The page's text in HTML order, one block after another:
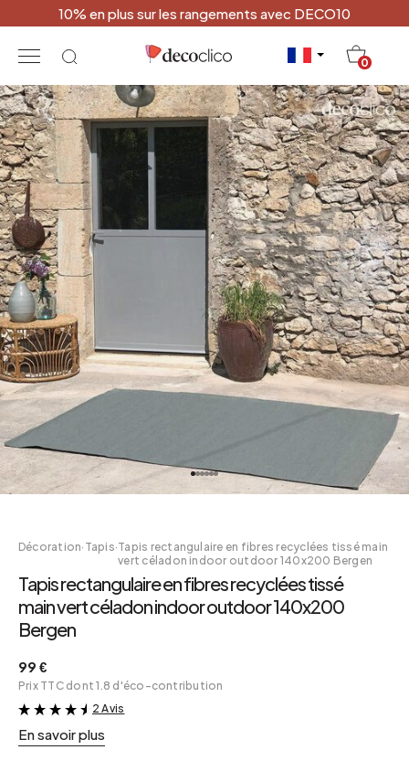
10% en plus sur les rangements avec DECO10
0
Décoration· Tapis·Tapis rectangulaire en fibres recyclées tissé main
vert céladon indoor outdoor 140x200 Bergen
Tapis rectangulaire en fibres recyclées tissé
main vert céladon indoor outdoor 140x200
Bergen
99 €
Prix TTC dont 1.8 d'éco-contribution
&
2 Avis
En savoir plus